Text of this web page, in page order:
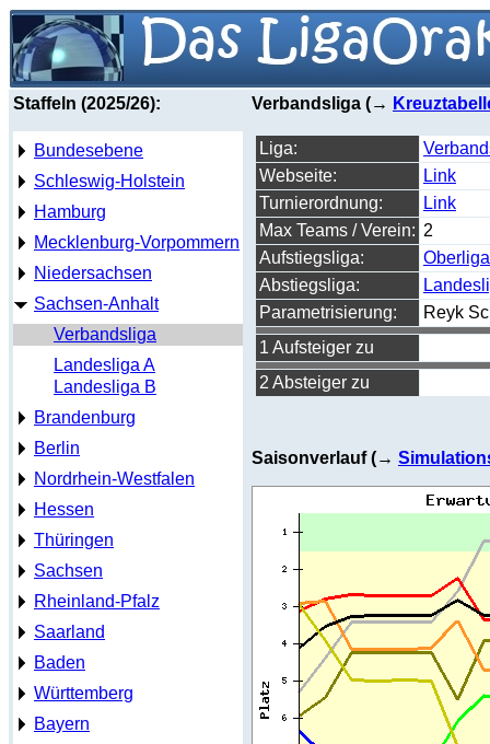
Staffeln (2025/26):
Bundesebene
Schleswig-Holstein
Hamburg
Mecklenburg-Vorpommern
Niedersachsen
Sachsen-Anhalt
Verbandsliga
Landesliga A
Landesliga B
Brandenburg
Berlin
Nordrhein-Westfalen
Hessen
Thüringen
Sachsen
Rheinland-Pfalz
Saarland
Baden
Württemberg
Bayern
Verbandsliga (→
Liga:
Webseite:
Link
Turnierordnung:
Link
Max Teams / Verein: 2
Aufstiegsliga:
Abstiegsliga:
Parametrisierung:
Reyk
1 Aufsteiger zu
2 Absteiger zu
Saisonverlauf (→